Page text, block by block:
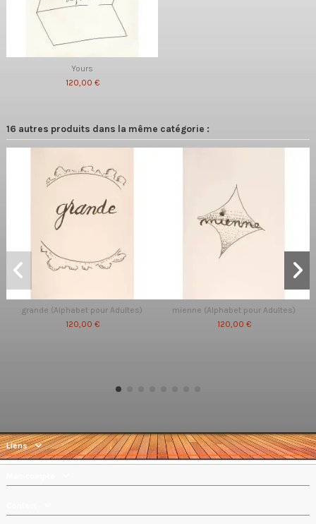
Yours
120,00 €
16 autres produits dans la même catégorie :
grande (Alphabet pour Adultes)
120,00 €
mienne (Alphabet pour Adultes)
120,00 €
Liens